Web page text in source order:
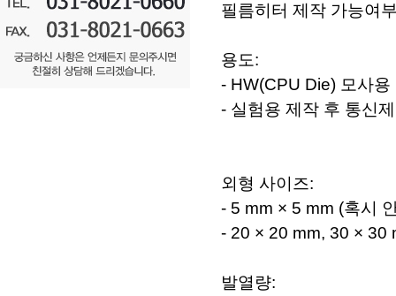
필름히터 제작 가능여
용도:
- HW(CPU Die) 모사용
- 실험용 제작 후 통신
외형 사이즈:
- 5 mm × 5 mm (혹시
- 20 × 20 mm, 30 × 30
발열량: